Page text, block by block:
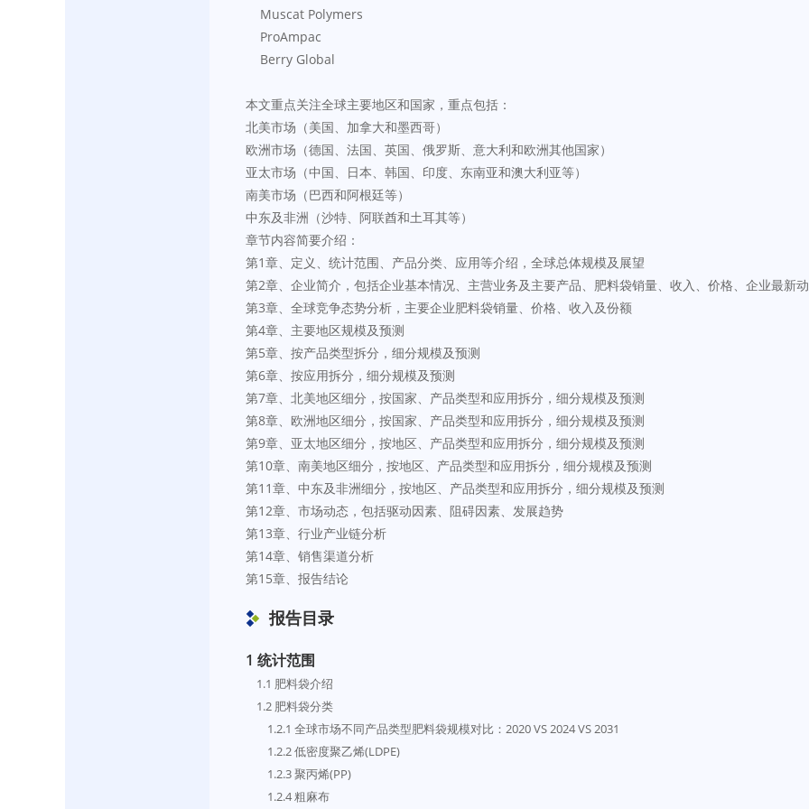
    Muscat Polymers
    ProAmpac
    Berry Global
本文重点关注全球主要地区和国家，重点包括：
北美市场（美国、加拿大和墨西哥）
欧洲市场（德国、法国、英国、俄罗斯、意大利和欧洲其他国家）
亚太市场（中国、日本、韩国、印度、东南亚和澳大利亚等）
南美市场（巴西和阿根廷等）
中东及非洲（沙特、阿联酋和土耳其等）
章节内容简要介绍：
第1章、定义、统计范围、产品分类、应用等介绍，全球总体规模及展望
第2章、企业简介，包括企业基本情况、主营业务及主要产品、肥料袋销量、收入、价格、企业最新
第3章、全球竞争态势分析，主要企业肥料袋销量、价格、收入及份额
第4章、主要地区规模及预测
第5章、按产品类型拆分，细分规模及预测
第6章、按应用拆分，细分规模及预测
第7章、北美地区细分，按国家、产品类型和应用拆分，细分规模及预测
第8章、欧洲地区细分，按国家、产品类型和应用拆分，细分规模及预测
第9章、亚太地区细分，按地区、产品类型和应用拆分，细分规模及预测
第10章、南美地区细分，按地区、产品类型和应用拆分，细分规模及预测
第11章、中东及非洲细分，按地区、产品类型和应用拆分，细分规模及预测
第12章、市场动态，包括驱动因素、阻碍因素、发展趋势
第13章、行业产业链分析
第14章、销售渠道分析
第15章、报告结论
报告目录
1 统计范围
    1.1 肥料袋介绍
    1.2 肥料袋分类
        1.2.1 全球市场不同产品类型肥料袋规模对比：2020 VS 2024 VS 2031
        1.2.2 低密度聚乙烯(LDPE)
        1.2.3 聚丙烯(PP)
        1.2.4 粗麻布